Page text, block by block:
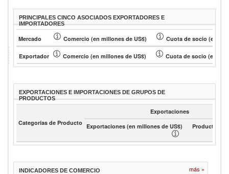
PRINCIPALES CINCO ASOCIADOS EXPORTADORES E
IMPORTADORES
Mercado Comercio (en millones de US$) Cuota de socio (en % )
Exportador Comercio (en millones de US$) Cuota de socio (en % )
EXPORTACIONES E IMPORTACIONES DE GRUPOS DE
PRODUCTOS
Categorías de Producto
Exportaciones
Exportaciones (en millones de US$)
Product
INDICADORES DE COMERCIO más »